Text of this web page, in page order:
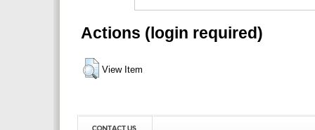
Actions (login required)
View Item